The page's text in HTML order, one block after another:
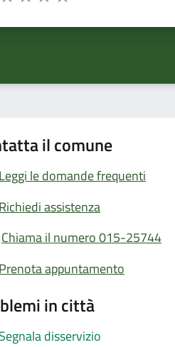
il comune
Leggi le domande frequenti
Richiedi assistenza
Chiama il numero 015-25744
Prenota appuntamento
in città
Segnala disservizio